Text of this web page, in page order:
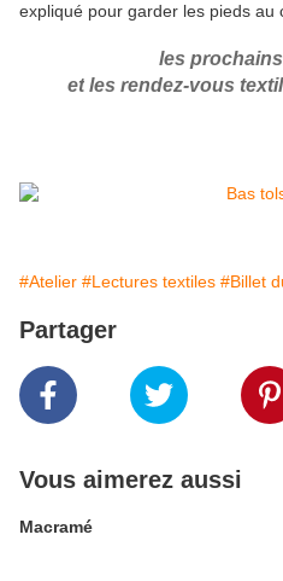
expliqué pour garder les pieds au
les
et les rendez-vous
#Atelier #Lectures textiles #Billet
Partager
Vous aimerez aussi
Macramé